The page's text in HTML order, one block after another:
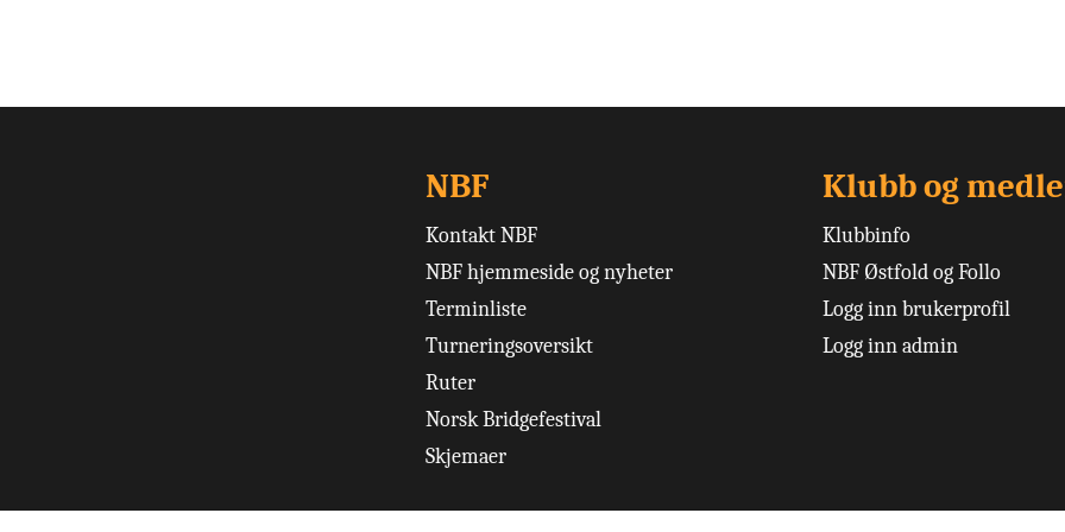
NBF
Kontakt NBF
NBF hjemmeside og nyheter
Terminliste
Turneringsoversikt
Ruter
Norsk Bridgefestival
Skjemaer
Klubb og
Klubbinfo
NBF Østfold og Follo
Logg inn brukerprofil
Logg inn admin